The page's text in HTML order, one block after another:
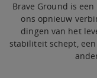
Brave Ground is
ons opnieuw
dingen van het
stabiliteit schept,